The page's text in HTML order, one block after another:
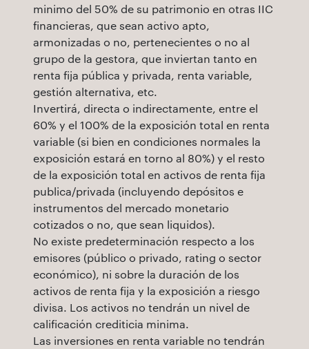
minimo del 50% de su patrimonio en otras IIC
financieras, que sean activo apto,
armonizadas o no, pertenecientes o no al
grupo de la gestora, que inviertan tanto en
renta fija pública y privada, renta variable,
gestión alternativa, etc.
Invertirá, directa o indirectamente, entre el
60% y el 100% de la exposición total en renta
variable (si bien en condiciones normales la
exposición estará en torno al 80%) y el resto
de la exposición total en activos de renta fija
publica/privada (incluyendo depósitos e
instrumentos del mercado monetario
cotizados o no, que sean liquidos).
No existe predeterminación respecto a los
emisores (público o privado, rating o sector
económico), ni sobre la duración de los
activos de renta fija y la exposición a riesgo
divisa. Los activos no tendrán un nivel de
calificación crediticia minima.
Las inversiones en renta variable no tendrán